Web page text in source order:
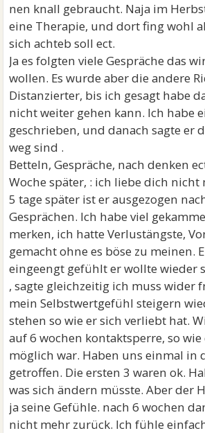
nen knall gebraucht. Naja im
eine Therapie, und dort fing wohl
sich achteb soll ect.
Ja es folgten viele Gespräche das
wollen. Es wurde aber die andere
Distanzierter, bis ich gesagt habe
nicht weiter gehen kann. Ich habe
geschrieben, und danach sagte er
weg sind .
Betteln, Gespräche, nach denken
Woche später, : ich liebe dich nicht
5 tage später ist er ausgezogen
Gesprächen. Ich habe viel
merken, ich hatte Verlustängste,
gemacht ohne es böse zu meinen.
eingeengt gefühlt er wollte wieder
, sagte gleichzeitig ich muss wider
mein Selbstwertgefühl steigern
stehen so wie er sich verliebt hat.
auf 6 wochen kontaktsperre, so
möglich war. Haben uns einmal in
getroffen. Die ersten 3 waren ok.
was sich ändern müsste. Aber der
ja seine Gefühle. nach 6 wochen
nicht mehr zurück. Ich fühle